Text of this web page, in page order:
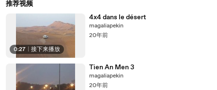
推荐视频
0:27 接下来播放
4x4 dans le désert
magaliapekin
20年前
Tien An Men 3
magaliapekin
20年前